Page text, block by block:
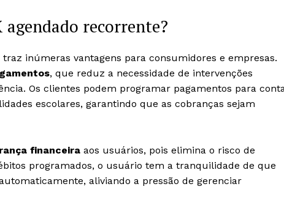
agendado recorrente?
traz inúmeras vantagens para consumidores e empresas.
, que reduz a necessidade de intervenções
Os clientes podem programar pagamentos para
escolares, garantindo que as cobranças sejam
financeira aos usuários, pois elimina o risco de
programados, o usuário tem a tranquilidade de que
aliviando a pressão de gerenciar